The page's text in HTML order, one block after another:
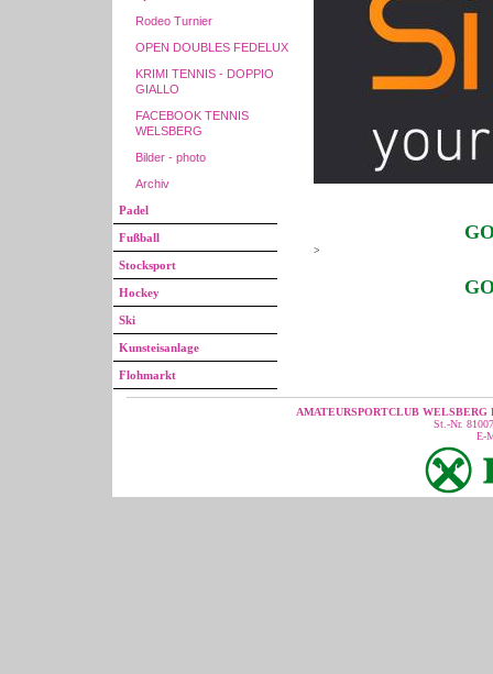
Rodeo Turnier
OPEN DOUBLES FEDELUX
KRIMI TENNIS - DOPPIO
GIALLO
FACEBOOK TENNIS
WELSBERG
Bilder - photo
Archiv
Padel
Fußball
Stocksport
Hockey
Ski
Kunsteisanlage
Flohmarkt
>
AMATEURSPORTCLUB WELSBERG
St.-Nr.
E-